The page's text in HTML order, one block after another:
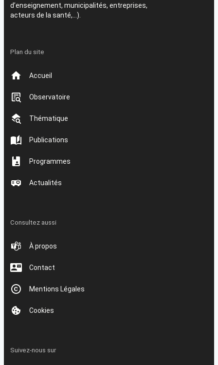
d’enseignement, municipalités, entreprises,
acteurs de la santé,…).
Plan du site
Accueil
Observatoire
Thématique
Publications
Programmes
Actualités
Consultez aussi
À propos
Contact
Mentions Légales
Cookies
Suivez-nous sur